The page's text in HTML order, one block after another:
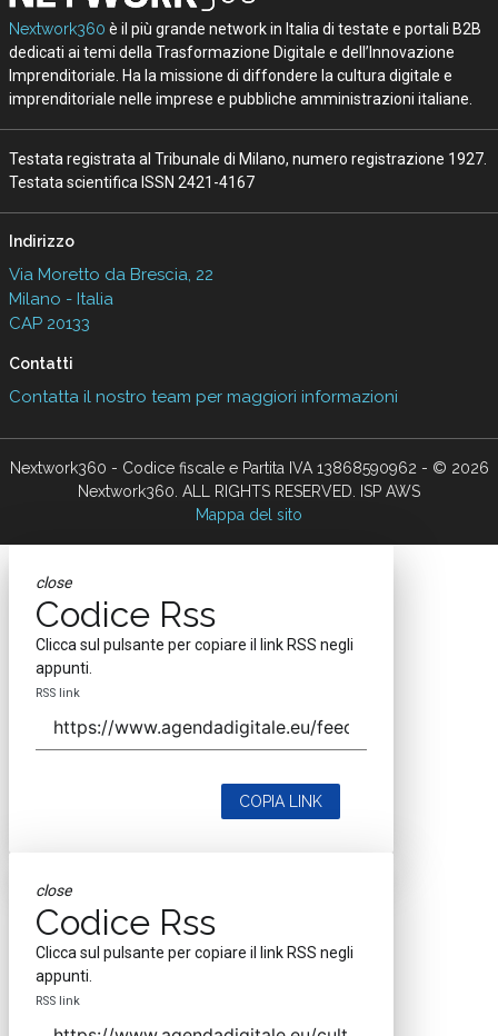
Nextwork360 è il più grande network in Italia di testate e portali B2B
dedicati ai temi della Trasformazione Digitale e dell’Innovazione
Imprenditoriale. Ha la missione di diffondere la cultura digitale e
imprenditoriale nelle imprese e pubbliche amministrazioni italiane.
Testata registrata al Tribunale di Milano, numero registrazione 1927.
Testata scientifica ISSN 2421-4167
Indirizzo
Via Moretto da Brescia, 22
Milano - Italia
CAP 20133
Contatti
Contatta il nostro team per maggiori informazioni
Nextwork360 - Codice fiscale e Partita IVA 13868590962 - © 2026
Nextwork360. ALL RIGHTS RESERVED. ISP AWS
Mappa del sito
close
Codice Rss
Clicca sul pulsante per copiare il link RSS negli
appunti.
RSS link
COPIA LINK
close
Codice Rss
Clicca sul pulsante per copiare il link RSS negli
appunti.
RSS link